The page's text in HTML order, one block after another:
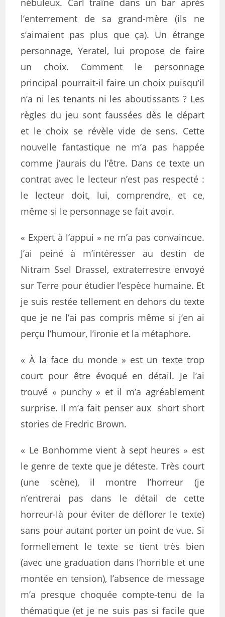
nébuleux. Carl traîne dans un bar après
l’enterrement de sa grand-mère (ils ne
s’aimaient pas plus que ça). Un étrange
personnage, Yeratel, lui propose de faire
un choix. Comment le personnage
principal pourrait-il faire un choix puisqu’il
n’a ni les tenants ni les aboutissants ? Les
règles du jeu sont faussées dès le départ
et le choix se révèle vide de sens. Cette
nouvelle fantastique ne m’a pas happée
comme j’aurais du l’être. Dans ce texte un
contrat avec le lecteur n’est pas respecté :
le lecteur doit, lui, comprendre, et ce,
même si le personnage se fait avoir.
« Expert à l’appui » ne m’a pas convaincue.
J’ai peiné à m’intéresser au destin de
Nitram Ssel Drassel, extraterrestre envoyé
sur Terre pour étudier l’espèce humaine. Et
je suis restée tellement en dehors du texte
que je ne l’ai pas compris même si j’en ai
perçu l’humour, l’ironie et la métaphore.
« À la face du monde » est un texte trop
court pour être évoqué en détail. Je l’ai
trouvé « punchy » et il m’a agréablement
surprise. Il m’a fait penser aux short short
stories de Fredric Brown.
« Le Bonhomme vient à sept heures » est
le genre de texte que je déteste. Très court
(une scène), il montre l’horreur (je
n’entrerai pas dans le détail de cette
horreur-là pour éviter de déflorer le texte)
sans pour autant porter un point de vue. Si
formellement le texte se tient très bien
(avec une graduation dans l’horrible et une
montée en tension), l’absence de message
m’a presque choquée compte-tenu de la
thématique (et je ne suis pas si facile que